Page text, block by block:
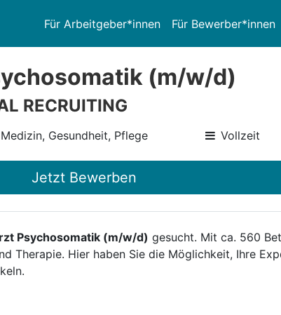
Für Arbeitgeber*innen Für Bewerber*innen
(m/w/d)
RECRUITING
Medizin, Gesundheit, Pflege Vollzeit
Jetzt Bewerben
Psychosomatik (m/w/d) gesucht. Mit ca. 560
Therapie. Hier haben Sie die Möglichkeit, Ihre